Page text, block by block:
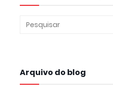
Arquivo do blog